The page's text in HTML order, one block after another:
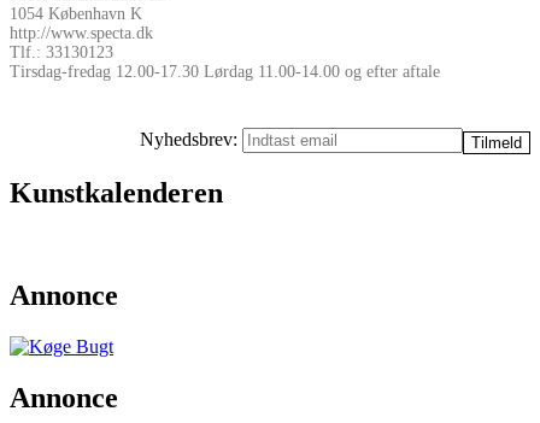
1054 København K
http://www.specta.dk
Tlf.: 33130123
Tirsdag-fredag 12.00-17.30 Lørdag 11.00-14.00 og efter aftale
Nyhedsbrev:
Kunstkalenderen
Annonce
Annonce